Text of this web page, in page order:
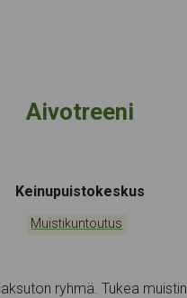
Aivotreeni
Tapahtumapaikka:
Keinupuistokeskus
Kategoriat:
Muistikuntoutus
ryhmä. Tukea muistin